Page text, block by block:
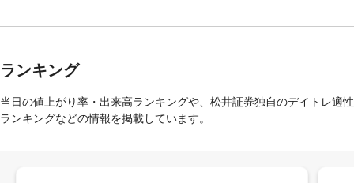
ランキング
当日の値上がり率・出来高ランキングや、松井証券独自のデイトレ適性
ランキングなどの情報を掲載しています。